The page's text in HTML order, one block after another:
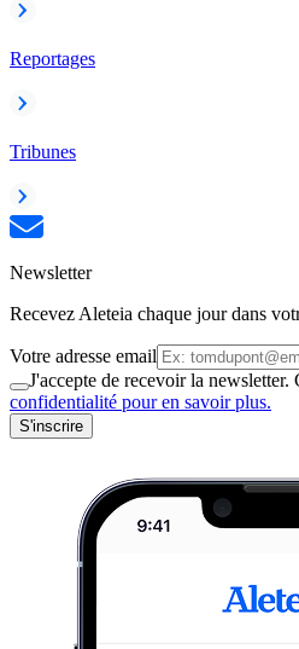
Reportages
Tribunes
Newsletter
Recevez Aleteia chaque jour dans
Votre adresse email
J'accepte de recevoir la newsletter.
confidentialité pour en savoir plus.
S'inscrire